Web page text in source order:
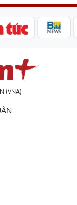
(VNA)